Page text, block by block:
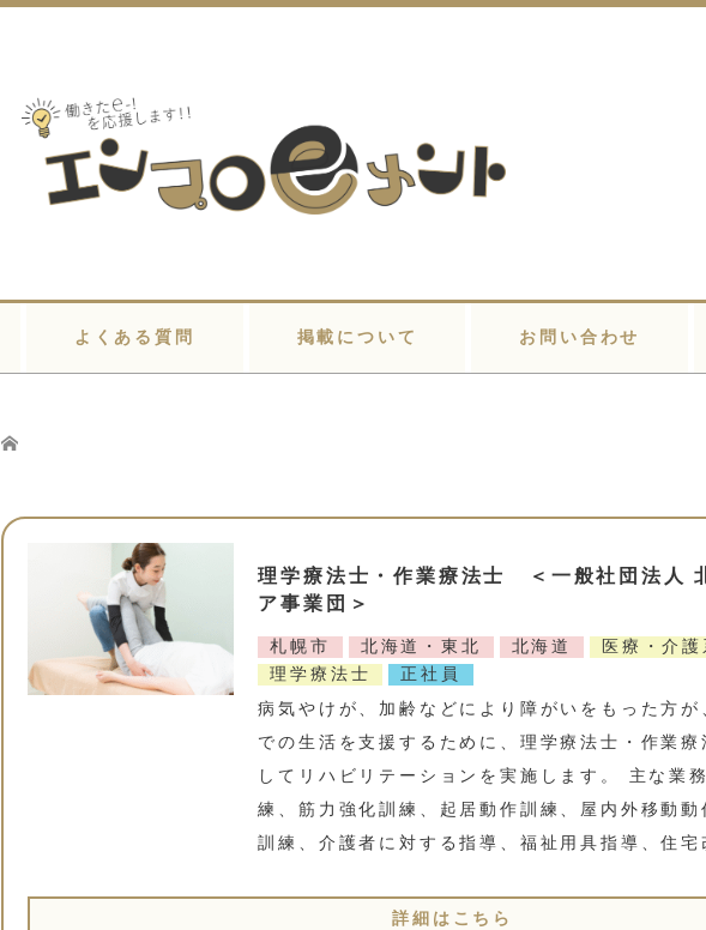
よくある質問 掲載について お問い合わせ
Home
理学療法士・作業療法士 ＜一般社団法人
ア事業団＞
札幌市 北海道・東北 北海道 医療・介護
理学療法士
正社員
病気やけが、加齢などにより障がいをもった方が
での生活を支援するために、理学療法士・作業療
してリハビリテーションを実施します。 主な業
練、筋力強化訓練、起居動作訓練、屋内外移動動
訓練、介護者に対する指導、福祉用具指導、住
詳細はこちら